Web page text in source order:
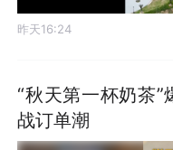
昨天16:24
“秋天第一杯奶茶
战订单潮